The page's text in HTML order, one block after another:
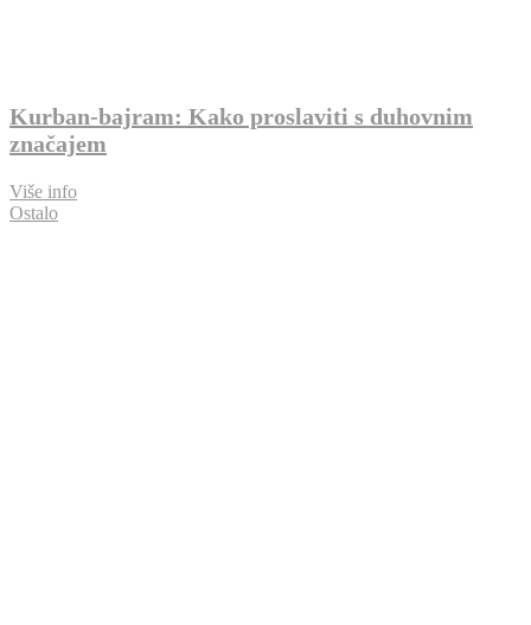
Kurban-bajram: Kako proslaviti s duhovnim
značajem
Više info
Ostalo